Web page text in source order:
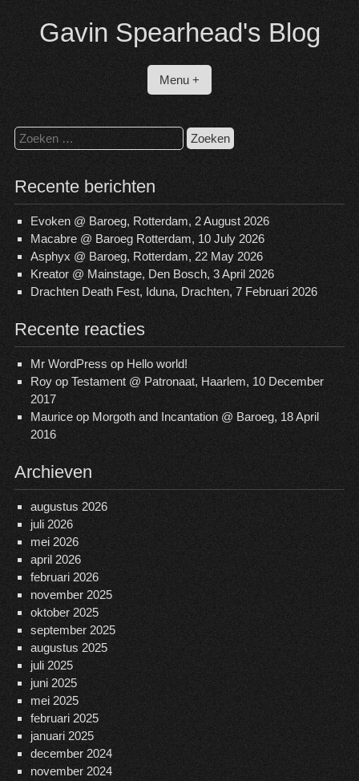
inhoud
Gavin Spearhead's Blog
Menu +
Zoeken
naar:
Recente berichten
Evoken @ Baroeg, Rotterdam, 2 August 2026
Macabre @ Baroeg Rotterdam, 10 July 2026
Asphyx @ Baroeg, Rotterdam, 22 May 2026
Kreator @ Mainstage, Den Bosch, 3 April 2026
Drachten Death Fest, Iduna, Drachten, 7 Februari 2026
Recente reacties
Mr WordPress op Hello world!
Royop Testament @ Patronaat, Haarlem, 10 December
2017
Mauriceop Morgoth and Incantation @ Baroeg, 18 April
2016
Archieven
augustus 2026
juli 2026
mei 2026
april 2026
februari 2026
november 2025
oktober 2025
september 2025
augustus 2025
juli 2025
juni 2025
mei 2025
februari 2025
januari 2025
december 2024
november 2024